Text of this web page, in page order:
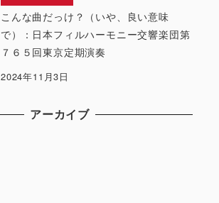
こんな曲だっけ？（いや、良い意味
で）：日本フィルハーモニー交響楽団第
７６５回東京定期演奏
2024年11月3日
アーカイブ